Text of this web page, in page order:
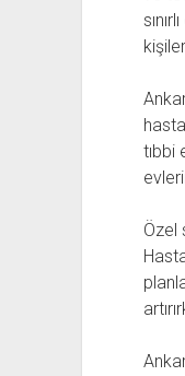
tıbbi
Özel